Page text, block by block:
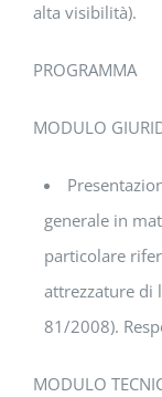
alta visibilità).
PROGRAMMA
MODULO
generale in
particolare
attrezzature di
81/2008).
MODULO